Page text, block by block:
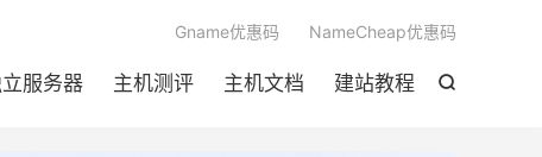

服务器 主机测评 主机文档 建站教程
Gname优惠码 NameCheap优惠码